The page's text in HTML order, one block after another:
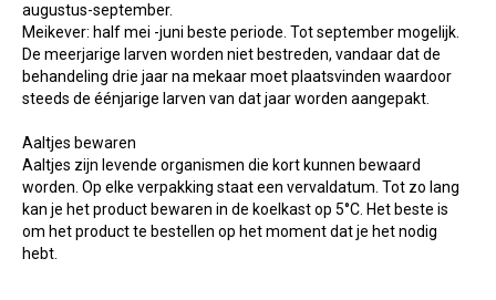
augustus-september.
Meikever: half mei -juni beste periode. Tot september mogelijk.
De meerjarige larven worden niet bestreden, vandaar dat de
behandeling drie jaar na mekaar moet plaatsvinden waardoor
steeds de éénjarige larven van dat jaar worden aangepakt.
Aaltjes bewaren
Aaltjes zijn levende organismen die kort kunnen bewaard
worden. Op elke verpakking staat een vervaldatum. Tot zo lang
kan je het product bewaren in de koelkast op 5°C. Het beste is
om het product te bestellen op het moment dat je het nodig
hebt.